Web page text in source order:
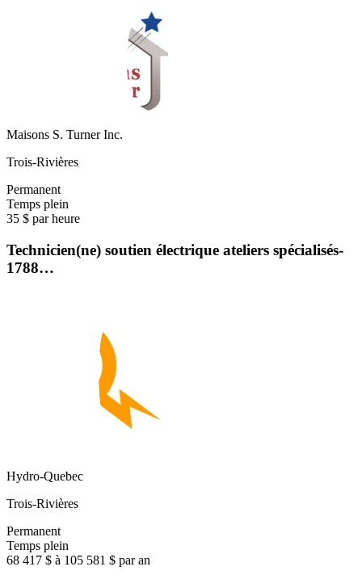
Maisons S. Turner Inc.
Trois-Rivières
Permanent
Temps plein
35 $ par heure
Technicien(ne) soutien électrique ateliers spécialisés-
1788…
Hydro-Quebec
Trois-Rivières
Permanent
Temps plein
68 417 $ à 105 581 $ par an